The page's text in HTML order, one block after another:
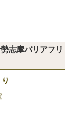
志摩バリアフリ